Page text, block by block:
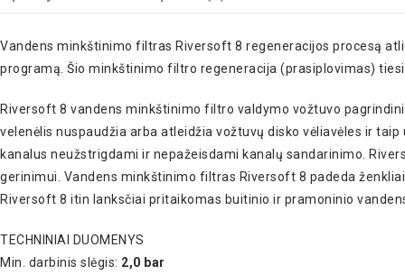
Vandens minkštinimo filtras Riversoft 8 regeneracijos procesą
programą. Šio minkštinimo filtro regeneracija (prasiplovimas)
Riversoft 8 vandens minkštinimo filtro valdymo vožtuvo
velenėlis nuspaudžia arba atleidžia vožtuvų disko vėliavėles ir
kanalus neužstrigdami ir nepažeisdami kanalų sandarinimo.
gerinimui. Vandens minkštinimo filtras Riversoft 8 padeda
Riversoft 8 itin lanksčiai pritaikomas buitinio ir pramoninio
TECHNINIAI DUOMENYS
Min. darbinis slėgis: 2,0 bar